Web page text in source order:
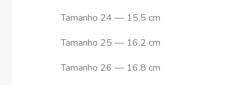
Tamanho 24 — 15.5 cm
Tamanho 25 — 16.2 cm
Tamanho 26 — 16.8 cm